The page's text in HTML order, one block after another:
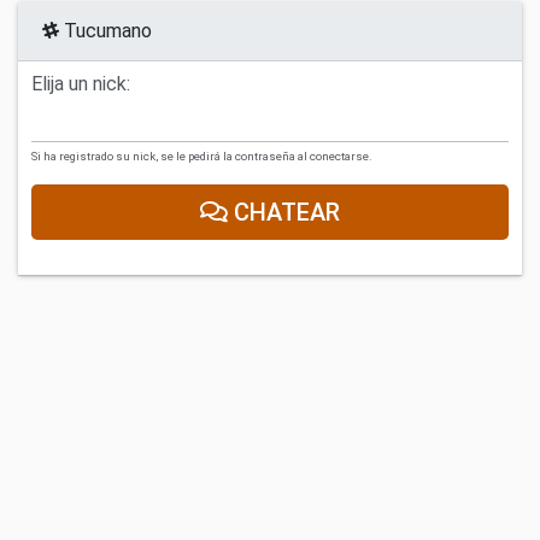
Tucumano
Elija un nick:
Si ha registrado su nick, se le pedirá la contraseña al conectarse.
CHATEAR